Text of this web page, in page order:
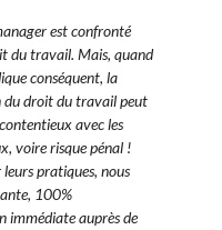
est confronté
du travail. Mais, quand
conséquent, la
du droit du travail peut
avec les
voire risque pénal !
pratiques, nous
100%
immédiate auprès de